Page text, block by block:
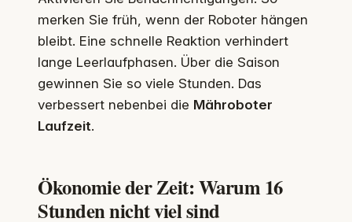
merken Sie früh, wenn der Roboter hängen
bleibt. Eine schnelle Reaktion verhindert
lange Leerlaufphasen. Über die Saison
gewinnen Sie so viele Stunden. Das
verbessert nebenbei die Mähroboter
Laufzeit.
Ökonomie der Zeit: Warum 16
Stunden nicht viel sind